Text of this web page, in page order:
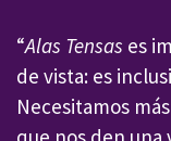
“Alas Tensas es
de vista: es
Necesitamos